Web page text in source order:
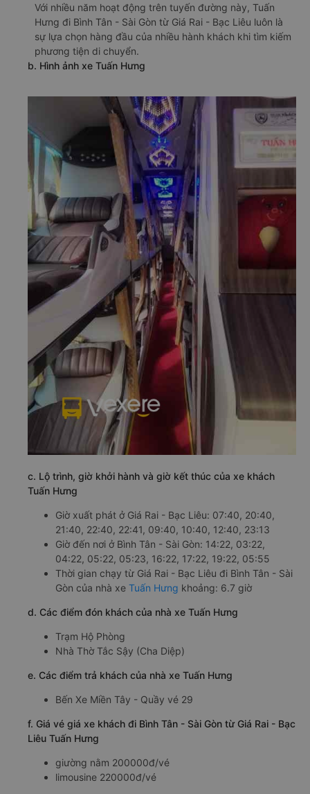
Với nhiều năm hoạt động trên tuyến đường này, Tuấn
Hưng đi Bình Tân - Sài Gòn từ Giá Rai - Bạc Liêu luôn là
sự lựa chọn hàng đầu của nhiều hành khách khi tìm kiếm
phương tiện di chuyển.
b. Hình ảnh xe Tuấn Hưng
c. Lộ trình, giờ khởi hành và giờ kết thúc của xe khách
Tuấn Hưng
Giờ xuất phát ở Giá Rai - Bạc Liêu: 07:40, 20:40,
21:40, 22:40, 22:41, 09:40, 10:40, 12:40, 23:13
Giờ đến nơi ở Bình Tân - Sài Gòn: 14:22, 03:22,
04:22, 05:22, 05:23, 16:22, 17:22, 19:22, 05:55
Thời gian chạy từ Giá Rai - Bạc Liêu đi Bình Tân - Sài
Gòn của nhà xe Tuấn Hưng khoảng: 6.7 giờ
d. Các điểm đón khách của nhà xe Tuấn Hưng
Trạm Hộ Phòng
Nhà Thờ Tắc Sậy (Cha Diệp)
e. Các điểm trả khách của nhà xe Tuấn Hưng
Bến Xe Miền Tây - Quầy vé 29
f. Giá vé giá xe khách đi Bình Tân - Sài Gòn từ Giá Rai - Bạc
Liêu Tuấn Hưng
giường nằm 200000đ/vé
limousine 220000đ/vé